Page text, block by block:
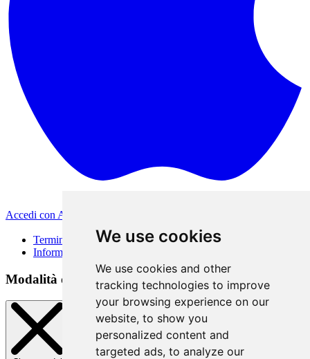
We use cookies
We use cookies and other
tracking technologies to improve
your browsing experience on our
website, to show you
personalized content and
targeted ads, to analyze our
Accedi con Apple
Termini di Utilizzo
Informativa sulla privacy
Modalità di accesso